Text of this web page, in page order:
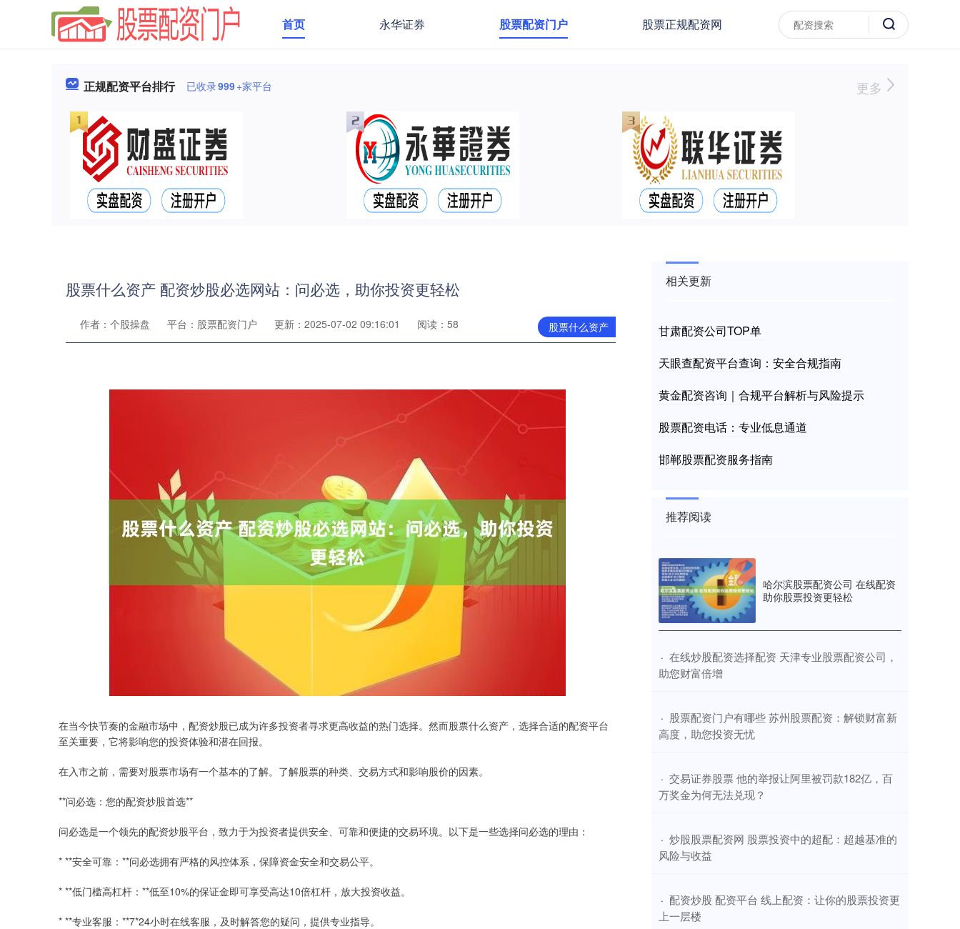
首页 永华证券 股票配资门户 股票正规配资网
正规配资平台排行 已收录999+家平台 更多
股票什么资产 配资炒股必选网站：问必选，助你投资更轻松
股票什么资产
作者：个股操盘 平台：股票配资门户 更新：2025-07-02 09:16:01 阅读：58
在当今快节奏的金融市场中，配资炒股已成为许多投资者寻求更高收益的热门选择。然而股票什么资产，选择合适的配资平台
至关重要，它将影响您的投资体验和潜在回报。
在入市之前，需要对股票市场有一个基本的了解。了解股票的种类、交易方式和影响股价的因素。
**问必选：您的配资炒股首选**
问必选是一个领先的配资炒股平台，致力于为投资者提供安全、可靠和便捷的交易环境。以下是一些选择问必选的理由：
* **安全可靠：**问必选拥有严格的风控体系，保障资金安全和交易公平。
* **低门槛高杠杆：**低至10%的保证金即可享受高达10倍杠杆，放大投资收益。
* **专业客服：**7*24小时在线客服，及时解答您的疑问，提供专业指导。
相关更新
甘肃配资公司TOP单
天眼查配资平台查询：安全合规指南
黄金配资咨询｜合规平台解析与风险提示
股票配资电话：专业低息通道
邯郸股票配资服务指南
推荐阅读
哈尔滨股票配资公司 在线配资
助你股票投资更轻松
· ​在线炒股配资选择配资 天津专业股票配资公司，
助您财富倍增
· ​股票配资门户有哪些 苏州股票配资：解锁财富新
高度，助您投资无忧
· ​交易证券股票 他的举报让阿里被罚款182亿，百
万奖金为何无法兑现？
· ​炒股股票配资网 股票投资中的超配：超越基准的
风险与收益
· ​配资炒股 配资平台 线上配资：让你的股票投资更
上一层楼